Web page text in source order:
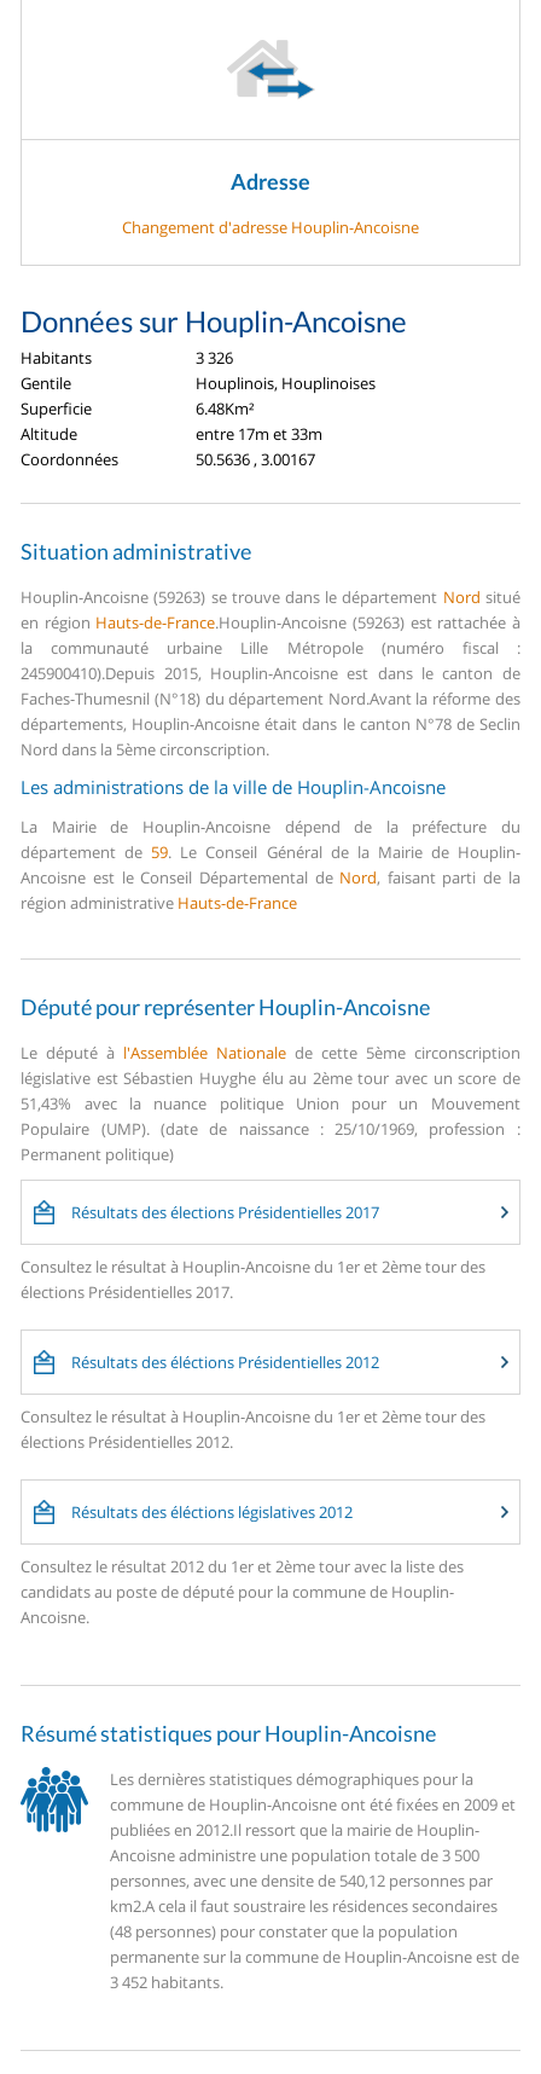
Adresse
Changement d'adresse Houplin-Ancoisne
Données sur Houplin-Ancoisne
Habitants
3 326
Gentile
Houplinois, Houplinoises
Superficie
6.48Km²
Altitude
entre 17m et 33m
Coordonnées
50.5636 , 3.00167
Situation administrative
Houplin-Ancoisne (59263) se trouve dans le département Nord situé
en région Hauts-de-France.Houplin-Ancoisne (59263) est rattachée à
la communauté urbaine Lille Métropole (numéro fiscal :
245900410).Depuis 2015, Houplin-Ancoisne est dans le canton de
Faches-Thumesnil (N°18) du département Nord.Avant la réforme des
départements, Houplin-Ancoisne était dans le canton N°78 de Seclin
Nord dans la 5ème circonscription.
Les administrations de la ville de Houplin-Ancoisne
La Mairie de Houplin-Ancoisne dépend de la préfecture du
département de59. Le Conseil Général de la Mairie de Houplin-
Ancoisne est le Conseil Départemental de Nord, faisant parti de la
région administrative Hauts-de-France
Député pour représenter Houplin-Ancoisne
Le député à l'Assemblée Nationale de cette 5ème circonscription
législative est Sébastien Huyghe élu au 2ème tour avec un score de
51,43% avec la nuance politique Union pour un Mouvement
Populaire (UMP). (date de naissance : 25/10/1969, profession :
Permanent politique)
Résultats des élections Présidentielles 2017
Consultez le résultat à Houplin-Ancoisne du 1er et 2ème tour des
élections Présidentielles 2017.
Résultats des éléctions Présidentielles 2012
Consultez le résultat à Houplin-Ancoisne du 1er et 2ème tour des
élections Présidentielles 2012.
Résultats des éléctions législatives 2012
Consultez le résultat 2012 du 1er et 2ème tour avec la liste des
candidats au poste de député pour la commune de Houplin-
Ancoisne.
Résumé statistiques pour Houplin-Ancoisne
Les dernières statistiques démographiques pour la
commune de Houplin-Ancoisne ont été fixées en 2009 et
publiées en 2012.Il ressort que la mairie de Houplin-
Ancoisne administre une population totale de 3 500
personnes, avec une densite de 540,12 personnes par
km2.A cela il faut soustraire les résidences secondaires
(48 personnes) pour constater que la population
permanente sur la commune de Houplin-Ancoisne est de
3 452 habitants.